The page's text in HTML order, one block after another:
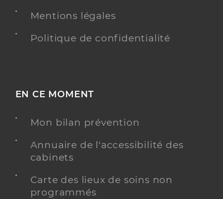
Mentions légales
Politique de confidentialité
EN CE MOMENT
Mon bilan prévention
Annuaire de l'accessibilité des
cabinets
Carte des lieux de soins non
programmés